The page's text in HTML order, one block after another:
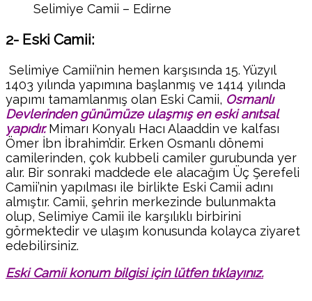
Selimiye Camii – Edirne
2- Eski Camii:
Selimiye Camii’nin hemen karşısında 15. Yüzyıl
1403 yılında yapımına başlanmış ve 1414 yılında
yapımı tamamlanmış olan Eski Camii, Osmanlı
Devlerinden günümüze ulaşmış en eski anıtsal
yapıdır.Mimarı Konyalı Hacı Alaaddin ve kalfası
Ömer İbn İbrahim’dir. Erken Osmanlı dönemi
camilerinden, çok kubbeli camiler gurubunda yer
alır. Bir sonraki maddede ele alacağım Üç Şerefeli
Camii’nin yapılması ile birlikte Eski Camii adını
almıştır. Camii, şehrin merkezinde bulunmakta
olup, Selimiye Camii ile karşılıklı birbirini
görmektedir ve ulaşım konusunda kolayca ziyaret
edebilirsiniz.
Eski Camii konum bilgisi için lütfen tıklayınız.